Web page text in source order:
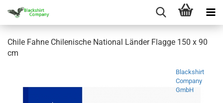
Chile Fahne Chilenische National Länder Flagge 150 x 90
cm
Blackshirt
Company
GmbH